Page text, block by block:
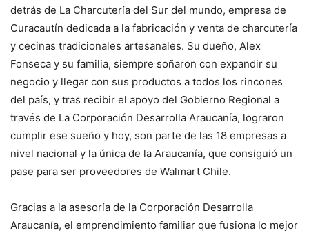
detrás de La Charcutería del Sur del mundo, empresa de
Curacautín dedicada a la fabricación y venta de charcutería
y cecinas tradicionales artesanales. Su dueño, Alex
Fonseca y su familia, siempre soñaron con expandir su
negocio y llegar con sus productos a todos los rincones
del país, y tras recibir el apoyo del Gobierno Regional a
través de La Corporación Desarrolla Araucanía, lograron
cumplir ese sueño y hoy, son parte de las 18 empresas a
nivel nacional y la única de la Araucanía, que consiguió un
pase para ser proveedores de Walmart Chile.
Gracias a la asesoría de la Corporación Desarrolla
Araucanía, el emprendimiento familiar que fusiona lo mejor